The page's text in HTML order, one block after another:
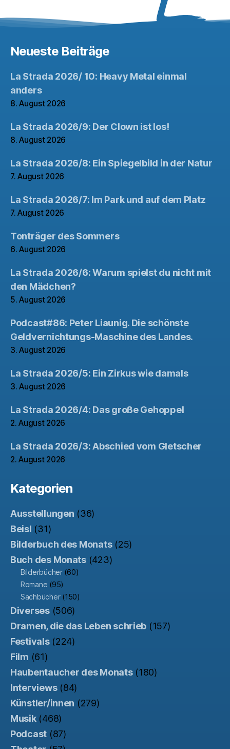
Neueste Beiträge
La Strada 2026/ 10: Heavy Metal einmal
anders
8. August 2026
La Strada 2026/9: Der Clown ist los!
8. August 2026
La Strada 2026/8: Ein Spiegelbild in der Natur
7. August 2026
La Strada 2026/7: Im Park und auf dem Platz
7. August 2026
Tonträger des Sommers
6. August 2026
La Strada 2026/6: Warum spielst du nicht mit
den Mädchen?
5. August 2026
Podcast#86: Peter Liaunig. Die schönste
Geldvernichtungs-Maschine des Landes.
3. August 2026
La Strada 2026/5: Ein Zirkus wie damals
3. August 2026
La Strada 2026/4: Das große Gehoppel
2. August 2026
La Strada 2026/3: Abschied vom Gletscher
2. August 2026
Kategorien
Ausstellungen (36)
Beisl (31)
Bilderbuch des Monats(25)
Buch des Monats(423)
Bilderbücher(60)
Romane (95)
Sachbücher(150)
Diverses(506)
Dramen, die das Leben schrieb (157)
Festivals(224)
Film (61)
Haubentaucher des Monats(180)
Interviews(84)
Künstler/innen (279)
Musik(468)
Podcast (87)